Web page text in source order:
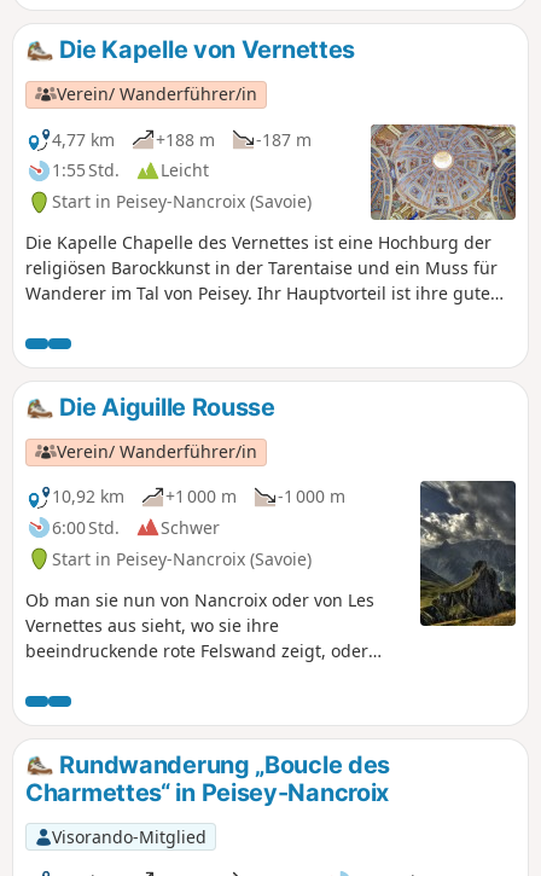
Die Kapelle von Vernettes
Verein/ Wanderführer/in
4,77 km
+188 m
-187 m
1:55 Std.
Leicht
Start in Peisey-Nancroix (Savoie)
Die Kapelle Chapelle des Vernettes ist eine Hochburg der
religiösen Barockkunst in der Tarentaise und ein Muss für
Wanderer im Tal von Peisey. Ihr Hauptvorteil ist ihre gute
Autos Hinaufgehen, zu einem Problem werden kann.
Die Aiguille Rousse
Verein/ Wanderführer/in
10,92 km
+1 000 m
-1 000 m
6:00 Std.
Schwer
Start in Peisey-Nancroix (Savoie)
Ob man sie nun von Nancroix oder von Les
Vernettes aus sieht, wo sie ihre
beeindruckende rote Felswand zeigt, oder
kann, die an einen Burgturm erinnert, die
Aiguille Rousse ist immer beeindruckend!
Allerdings ist es nur ein Zufall der
Geländebeschaffenheit, der ihr dieses
Aussehen eines Wachturms über dem Tal
verleiht, denn ihre Nachbarin, die Aiguille
Grive, ist deutlich höher, aber auch leichter zu
Rundwanderung „Boucle des
Charmettes“ in Peisey-Nancroix
Visorando-Mitglied